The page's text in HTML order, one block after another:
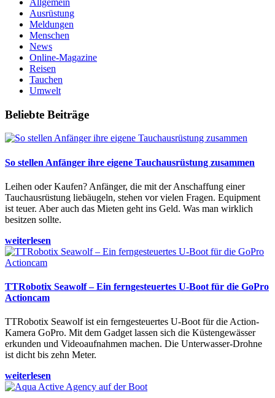
Allgemein
Ausrüstung
Meldungen
Menschen
News
Online-Magazine
Reisen
Tauchen
Umwelt
Beliebte Beiträge
So stellen Anfänger ihre eigene Tauchausrüstung zusammen
Leihen oder Kaufen? Anfänger, die mit der Anschaffung einer
Tauchausrüstung liebäugeln, stehen vor vielen Fragen. Equipment
ist teuer. Aber auch das Mieten geht ins Geld. Was man wirklich
besitzen sollte.
weiterlesen
TTRobotix Seawolf – Ein ferngesteuertes U-Boot für die GoPro
Actioncam
TTRobotix Seawolf ist ein ferngesteuertes U-Boot für die Action-
Kamera GoPro. Mit dem Gadget lassen sich die Küstengewässer
erkunden und Videoaufnahmen machen. Die Unterwasser-Drohne
ist dicht bis zehn Meter.
weiterlesen